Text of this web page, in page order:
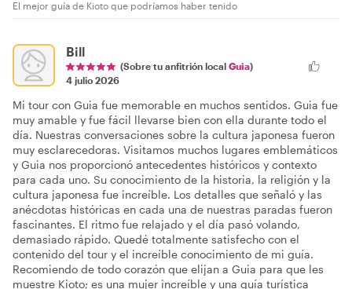
El mejor guía de Kioto que podríamos haber tenido
Bill
(Sobre tu anfitrión local Guia)
4 julio 2026
Mi tour con Guia fue memorable en muchos sentidos. Guia fue
muy amable y fue fácil llevarse bien con ella durante todo el
día. Nuestras conversaciones sobre la cultura japonesa fueron
muy esclarecedoras. Visitamos muchos lugares emblemáticos
y Guia nos proporcionó antecedentes históricos y contexto
para cada uno. Su conocimiento de la historia, la religión y la
cultura japonesa fue increíble. Los detalles que señaló y las
anécdotas históricas en cada una de nuestras paradas fueron
fascinantes. El ritmo fue relajado y el día pasó volando,
demasiado rápido. Quedé totalmente satisfecho con el
contenido del tour y el increíble conocimiento de mi guía.
Recomiendo de todo corazón que elijan a Guia para que les
muestre Kioto; es una mujer increíble y una guía turística